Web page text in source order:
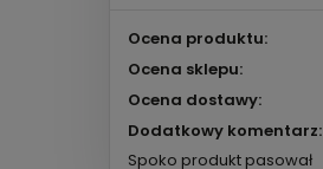
Ocena produktu:
Ocena sklepu:
Ocena dostawy:
Dodatkowy komentarz:
Spoko produkt pasował